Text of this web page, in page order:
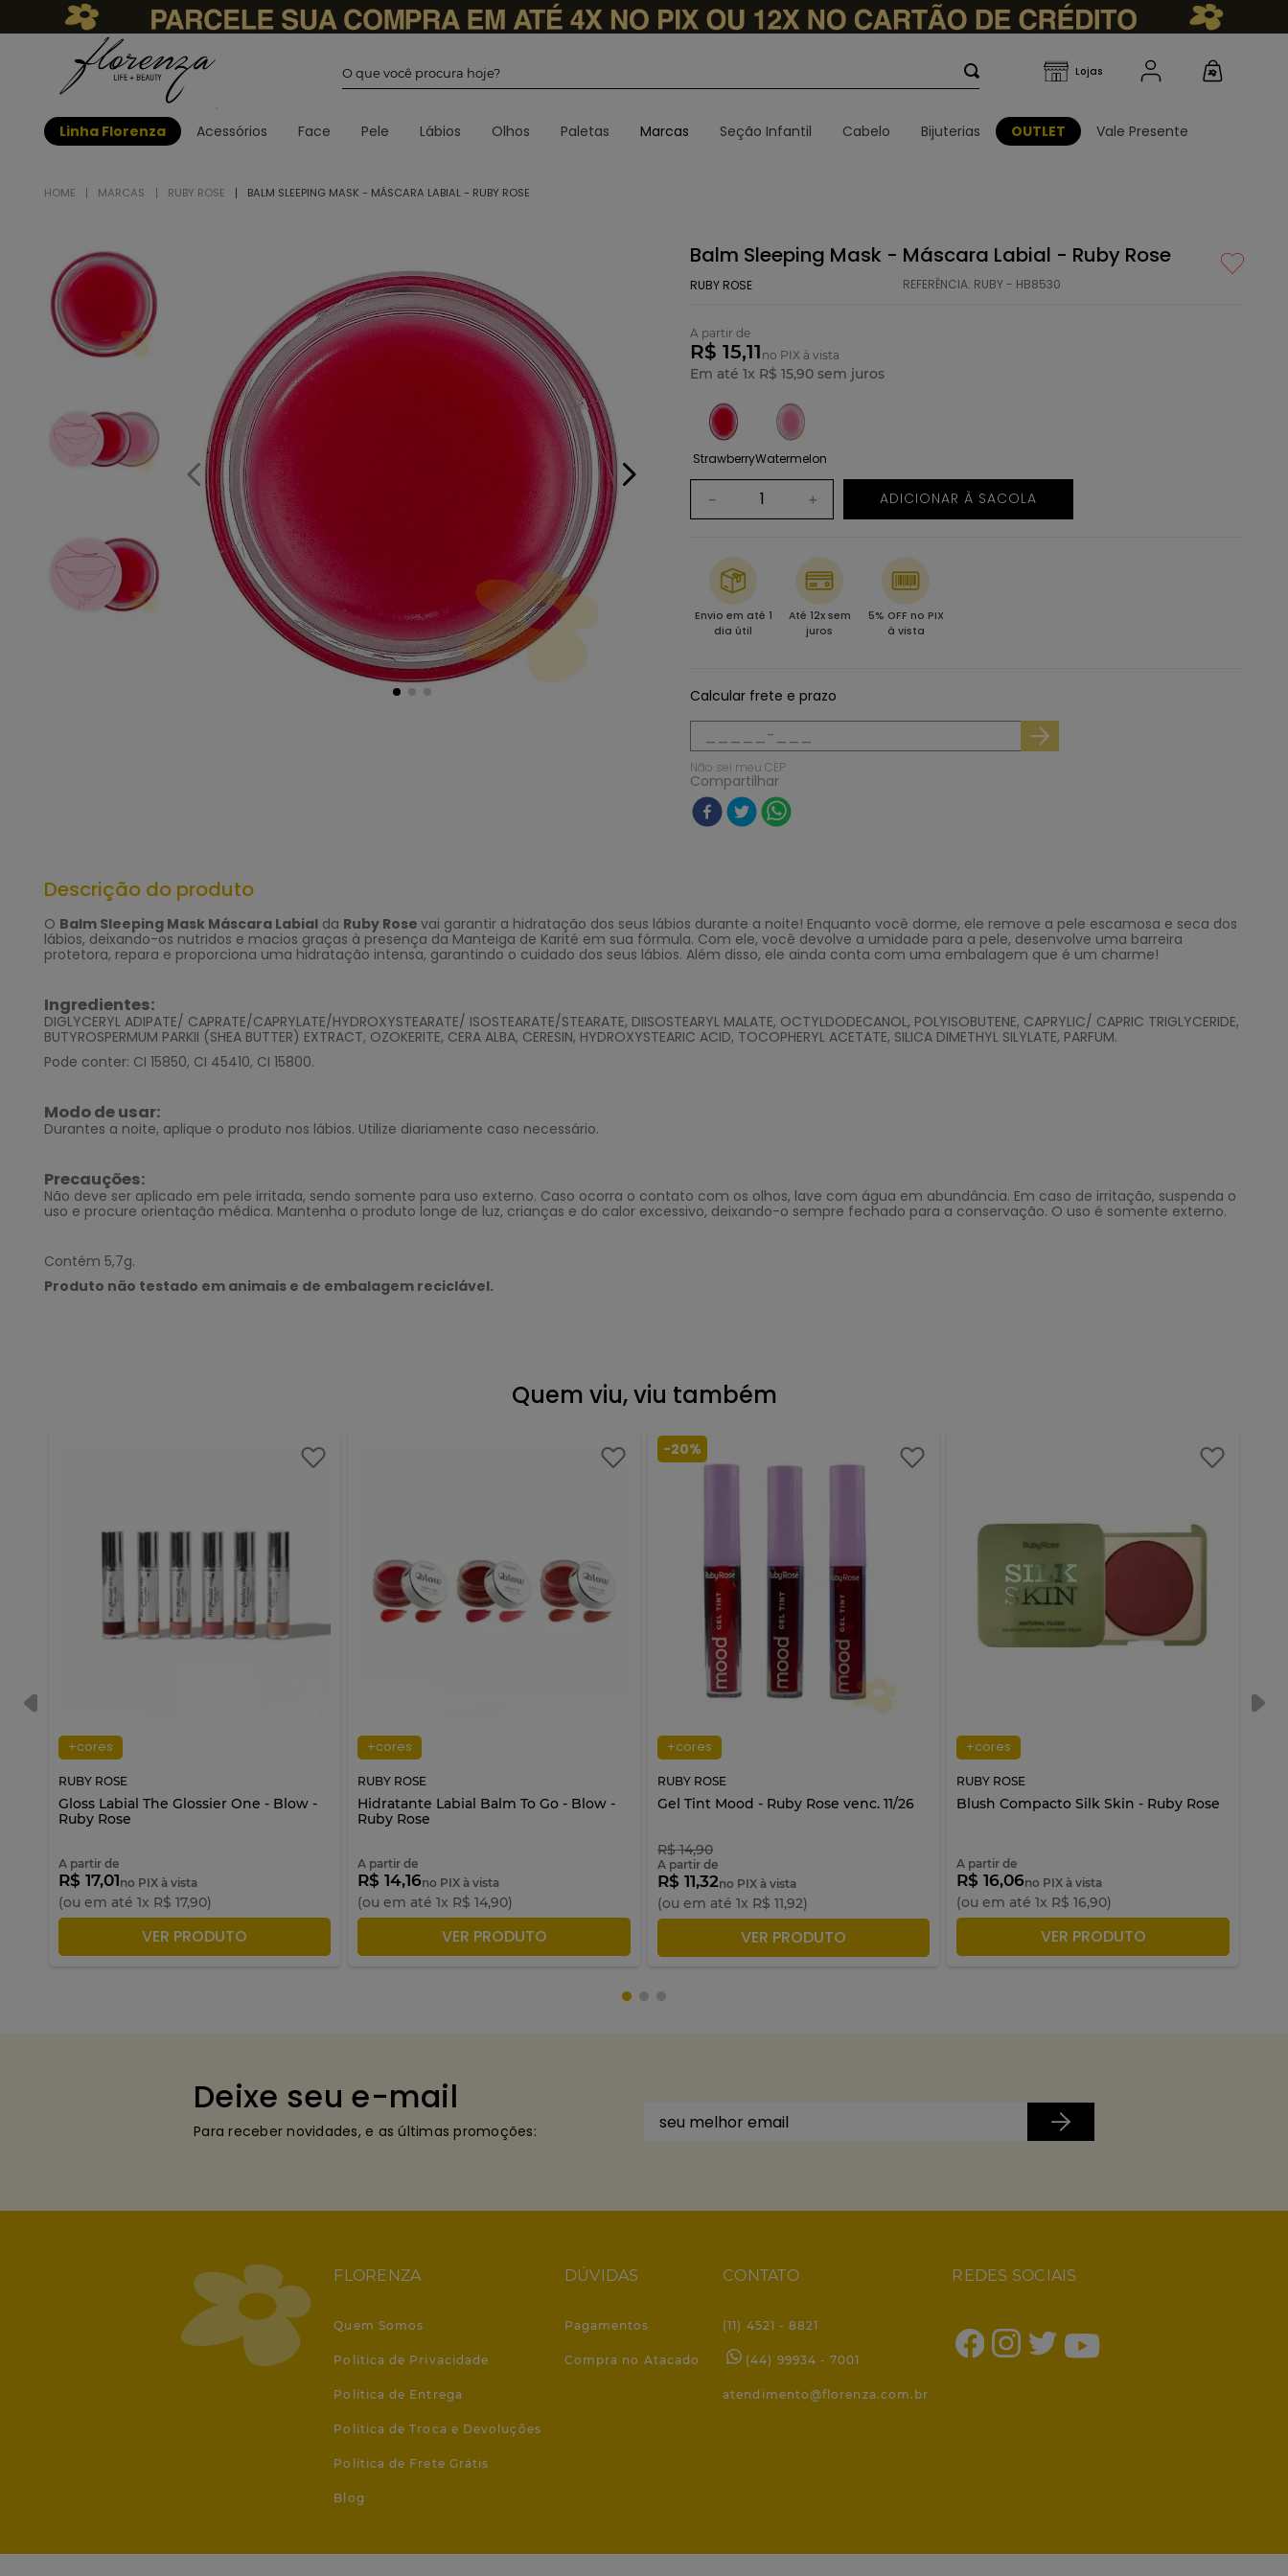
Linha Florenza Acessórios Face Pele Lábios Olhos Paletas Marcas Seção Infantil Cabelo Bijuterias OUTLET Vale Presente
MARCAS RUBY ROSE BALM SLEEPING MASK - MÁSCARA LABIAL - RUBY ROSE
Balm Sleeping Mask - Máscara Labial - Ruby Rose
RUBY ROSE REFERÊNCIA: RUBY - HB8530
A partir de
R$ 15,11 no PIX à vista
Em até 1x R$ 15,90 sem juros
StrawberryWatermelon
＋
－ ADICIONAR À SACOLA
Envio em até 1
dia útil
Até 12x sem
juros
5% OFF no PIX
à vista
Calcular frete e prazo
Não sei meu CEP
Compartilhar
Descrição do produto
O Balm Sleeping Mask Máscara Labial da Ruby Rose vai garantir a hidratação dos seus lábios durante a noite! Enquanto você dorme, ele remove a pele escamosa e seca dos
lábios, deixando-os nutridos e macios graças à presença da Manteiga de Karité em sua fórmula. Com ele, você devolve a umidade para a pele, desenvolve uma barreira
protetora, repara e proporciona uma hidratação intensa, garantindo o cuidado dos seus lábios. Além disso, ele ainda conta com uma embalagem que é um charme!
Ingredientes:
DIGLYCERYL ADIPATE/ CAPRATE/CAPRYLATE/HYDROXYSTEARATE/ ISOSTEARATE/STEARATE, DIISOSTEARYL MALATE, OCTYLDODECANOL, POLYISOBUTENE, CAPRYLIC/ CAPRIC TRIGLYCERIDE,
BUTYROSPERMUM PARKII (SHEA BUTTER) EXTRACT, OZOKERITE, CERA ALBA, CERESIN, HYDROXYSTEARIC ACID, TOCOPHERYL ACETATE, SILICA DIMETHYL SILYLATE, PARFUM.
Pode conter: CI 15850, CI 45410, CI 15800.
Modo de usar:
Durantes a noite, aplique o produto nos lábios. Utilize diariamente caso necessário.
Precauções:
Não deve ser aplicado em pele irritada, sendo somente para uso externo. Caso ocorra o contato com os olhos, lave com água em abundância. Em caso de irritação, suspenda o
uso e procure orientação médica. Mantenha o produto longe de luz, crianças e do calor excessivo, deixando-o sempre fechado para a conservação. O uso é somente externo.
Contém 5,7g.
Produto não testado em animais e de embalagem reciclável.
Quem viu, viu também
+cores
RUBY ROSE
Gloss Labial The Glossier One - Blow -
Ruby Rose
A partir de
R$ 17,01no PIX à vista
(ou em até 1x R$ 17,90)
ADICIONAR À SACOLA
VER PRODUTO
+cores
RUBY ROSE
Hidratante Labial Balm To Go - Blow -
Ruby Rose
A partir de
R$ 14,16no PIX à vista
(ou em até1x R$ 14,90)
ADICIONAR À SACOLA
VER PRODUTO
-20%
+cores
RUBY ROSE
Gel Tint Mood - Ruby Rose venc. 11/26
R$ 14,90
A partir de
R$ 11,32no PIX à vista
(ou em até 1x R$ 11,92)
ADICIONAR À SACOLA
VER PRODUTO
+cores
RUBY ROSE
Blush Compacto Silk Skin - Ruby Rose
A partir de
R$ 16,06no PIX à vista
(ou em até1x R$ 16,90)
ADICIONAR À SACOLA
VER PRODUTO
Deixe seu e-mail
Para receber novidades, e as últimas promoções:
FLORENZA
Quem Somos
Política de Privacidade
Política de Entrega
Política de Troca e Devoluções
Política de Frete Grátis
Blog
DÚVIDAS
Pagamentos
Compra no Atacado
CONTATO
(11) 4521 - 8821
(44) 99934 - 7001
atendimento@florenza.com.br
REDES SOCIAIS